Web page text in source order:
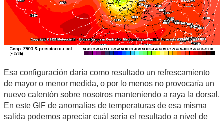
Esa configuración daría como resultado un refrescamiento
de mayor o menor medida, o por lo menos no provocaría un
nuevo calentón sobre nosotros manteniendo a raya la dorsal.
En este GIF de anomalías de temperaturas de esa misma
salida podemos apreciar cuál sería el resultado a nivel de